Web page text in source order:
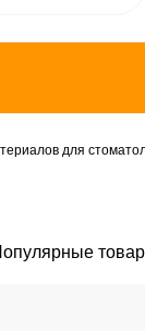
для